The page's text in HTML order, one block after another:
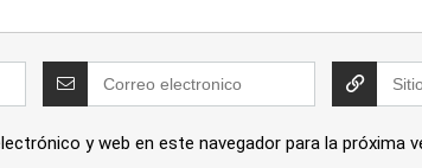
y web en este navegador para la próxima